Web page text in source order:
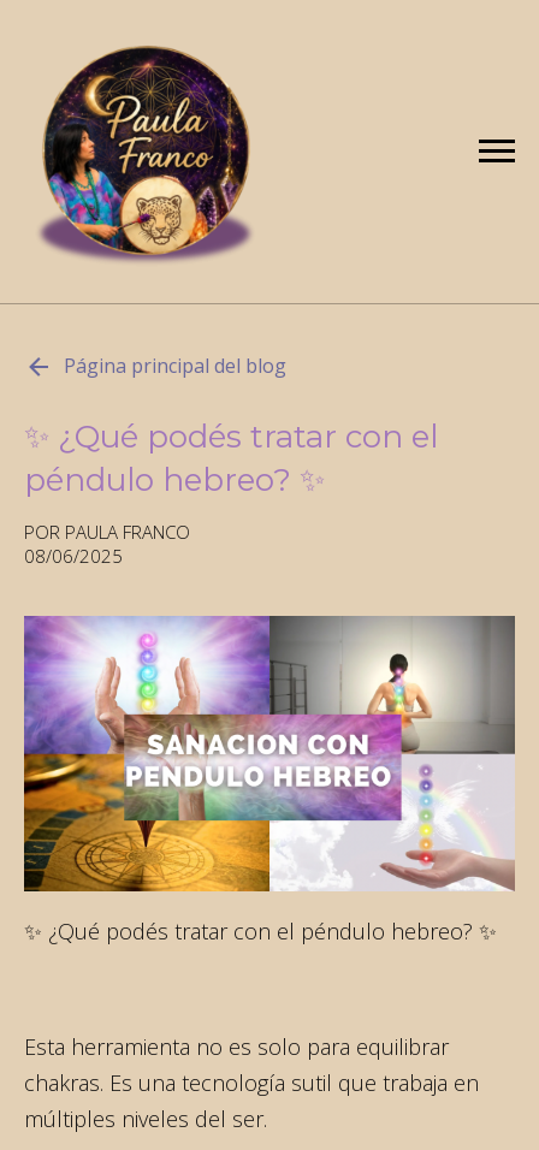
Página principal del blog
✨ ¿Qué podés tratar con el
péndulo hebreo? ✨
POR PAULA FRANCO
08/06/2025
✨ ¿Qué podés tratar con el péndulo hebreo? ✨
Esta herramienta no es solo para equilibrar
chakras. Es una tecnología sutil que trabaja en
múltiples niveles del ser.